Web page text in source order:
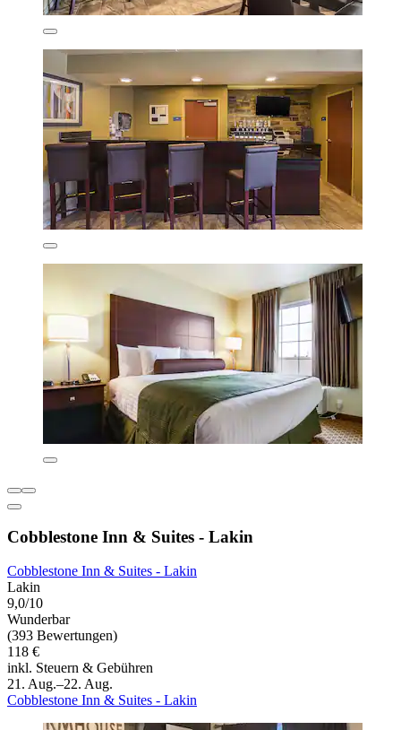
Cobblestone Inn & Suites - Lakin
Cobblestone Inn & Suites - Lakin
Lakin
9,0/10
Wunderbar
(393 Bewertungen)
118 €
inkl. Steuern & Gebühren
21. Aug.–22. Aug.
Cobblestone Inn & Suites - Lakin